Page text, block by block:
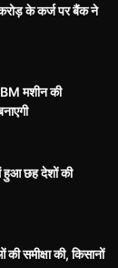
के कर्ज पर बैंक ने
मशीन की
हुआ छह देशों की
समीक्षा की, किसानों